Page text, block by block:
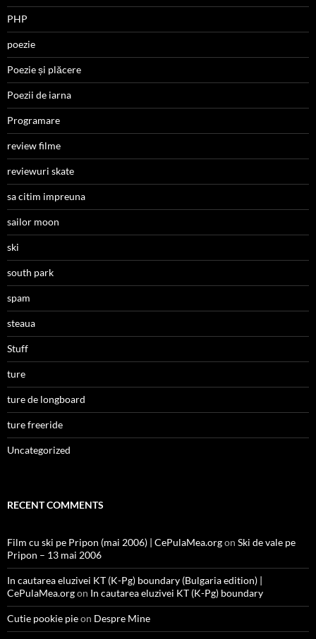
PHP
poezie
Poezie și plăcere
Poezii de iarna
Programare
review filme
reviewuri skate
sa citim impreuna
sailor moon
ski
south park
spam
steaua
Stuff
ture
ture de longboard
ture freeride
Uncategorized
RECENT COMMENTS
Film cu ski pe Pripon (mai 2006) | CePulaMea.orgon Ski de vale pe
Pripon – 13 mai 2006
In cautarea eluzivei KT (K-Pg) boundary (Bulgaria edition) |
CePulaMea.orgon In cautarea eluzivei KT (K-Pg) boundary
Cutie pookie pieon Despre Mine